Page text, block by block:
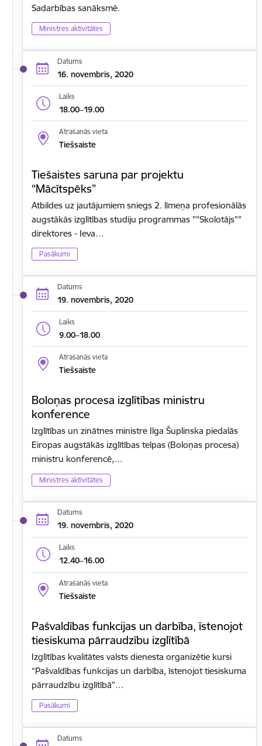
Sadarbības sanāksmē.
Ministres aktivitātes
Datums
16. novembris, 2020
Laiks
18.00–19.00
Atrašanās vieta
Tiešsaiste
Tiešaistes saruna par projektu
“Mācītspēks”
Atbildes uz jautājumiem sniegs 2. līmeņa profesionālās
augstākās izglītības studiju programmas ""Skolotājs""
direktores - Ieva…
Pasākumi
Datums
19. novembris, 2020
Laiks
9.00–18.00
Atrašanās vieta
Tiešsaiste
Boloņas procesa izglītības ministru
konference
Izglītības un zinātnes ministre Ilga Šuplinska piedalās
Eiropas augstākās izglītības telpas (Boloņas procesa)
ministru konferencē,…
Ministres aktivitātes
Datums
19. novembris, 2020
Laiks
12.40–16.00
Atrašanās vieta
Tiešsaiste
Pašvaldības funkcijas un darbība, īstenojot
tiesiskuma pārraudzību izglītībā
Izglītības kvalitātes valsts dienesta organizētie kursi
“Pašvaldības funkcijas un darbība, īstenojot tiesiskuma
pārraudzību izglītībā”…
Pasākumi
Datums